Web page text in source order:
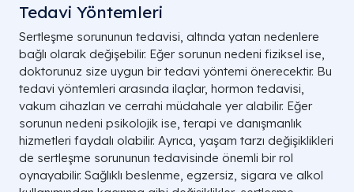
Tedavi Yöntemleri
Sertleşme sorununun tedavisi, altında yatan nedenlere
bağlı olarak değişebilir. Eğer sorunun nedeni fiziksel ise,
doktorunuz size uygun bir tedavi yöntemi önerecektir. Bu
tedavi yöntemleri arasında ilaçlar, hormon tedavisi,
vakum cihazları ve cerrahi müdahale yer alabilir. Eğer
sorunun nedeni psikolojik ise, terapi ve danışmanlık
hizmetleri faydalı olabilir. Ayrıca, yaşam tarzı değişiklikleri
de sertleşme sorununun tedavisinde önemli bir rol
oynayabilir. Sağlıklı beslenme, egzersiz, sigara ve alkol